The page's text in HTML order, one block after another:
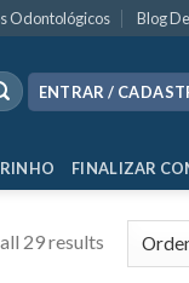
Odontológicos Blog
ENTRAR /
FINALIZAR
29 results